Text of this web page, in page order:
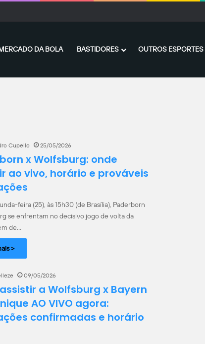
sondagens de clubes do leste europeu e da Série B
DA BOLA BASTIDORES OUTROS ESPORTES
Cupello 25/05/2026
x Wolfsburg: onde
ao vivo, horário e prováveis
feira (25), às 15h30 (de Brasília), Paderborn
se enfrentam no decisivo jogo de volta da
de…
>
09/05/2026
a Wolfsburg x Bayern
AO VIVO agora:
confirmadas e horário